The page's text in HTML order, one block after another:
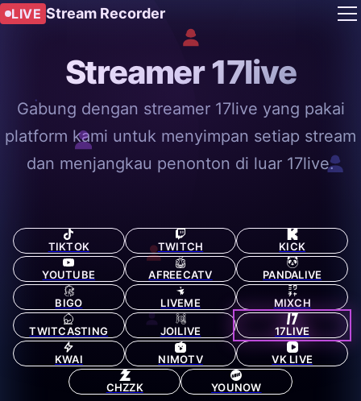
LIVE Stream Recorder
Streamer 17live
Gabung dengan streamer 17live yang pakai
platform kami untuk menyimpan setiap stream
dan menjangkau penonton di luar 17live.
TIKTOK TWITCH KICK
YOUTUBE AFREECATV PANDALIVE
BIGO LIVEME MIXCH
TWITCASTING JOILIVE 17LIVE
KWAI NIMOTV VK LIVE
CHZZK YOUNOW